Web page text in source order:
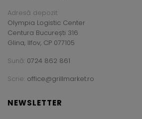
Adresă depozit:
Olympia Logistic Center
Centura București 316
Glina, Ilfov, CP 077105
Sună: 0724 862 861
Scrie: office@grillmarket.ro
NEWSLETTER